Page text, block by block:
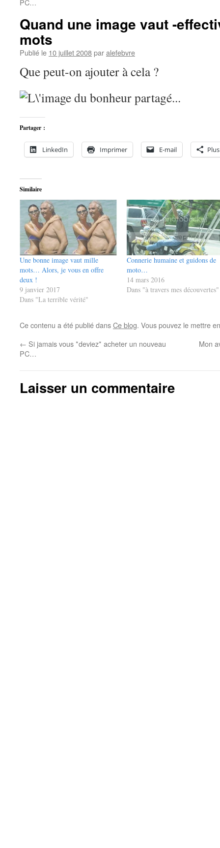
PC…
Quand une image vaut -
mots
Publié le 10 juillet 2008paralefebvre
Que peut-on ajouter à cela ?
Partager :
LinkedIn Imprimer E-mail Plus
Similaire
Une bonne image vaut mille
mots… Alors, je vous en offre
deux !
9 janvier 2017
Dans "La terrible vérité"
Connerie humaine et guidons de
moto…
14 mars 2016
Dans "à travers mes découvertes"
Ce contenu a été publié dansCe blog. Vous pouvez le mettre
← Si jamais vous *deviez* acheter un nouveau
PC…
Mon
Laisser un commentaire